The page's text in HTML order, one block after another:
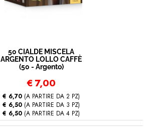
50 CIALDE MISCELA
ARGENTO LOLLO CAFFÈ
(50 - Argento)
€ 7,00
€ 6,70 (A PARTIRE DA 2 PZ)
€ 6,50 (A PARTIRE DA 3 PZ)
€ 6,50 (A PARTIRE DA 4 PZ)